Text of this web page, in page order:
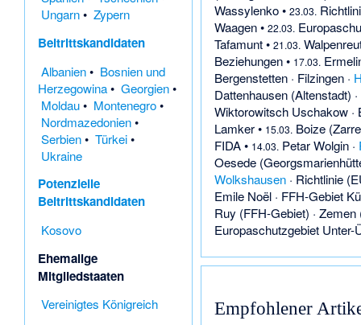
Ungarn• Zypern
Beitrittskandidaten
Albanien• Bosnien und
Herzegowina• Georgien•
Moldau• Montenegro•
Nordmazedonien•
Serbien• Türkei•
Ukraine
Potenzielle
Beitrittskandidaten
Kosovo
Ehemalige
Mitgliedstaaten
Vereinigtes Königreich
Wassylenko• 23.03.
Waagen• 22.03.
Tafamunt• 21.03.
Beziehungen• 17.03.
Bergenstetten· Filzingen·
Dattenhausen (Altenstadt) ·
Wiktorowitsch Uschakow·
Lamker• 15.03. Boize
FIDA• 14.03. Petar Wolgin·
Oesede
Wolkshausen· Richtlinie
Emile Noël· FFH-Gebiet
Ruy (FFH-Gebiet) · Zemen
Europaschutzgebiet Unter-
Empfohlener